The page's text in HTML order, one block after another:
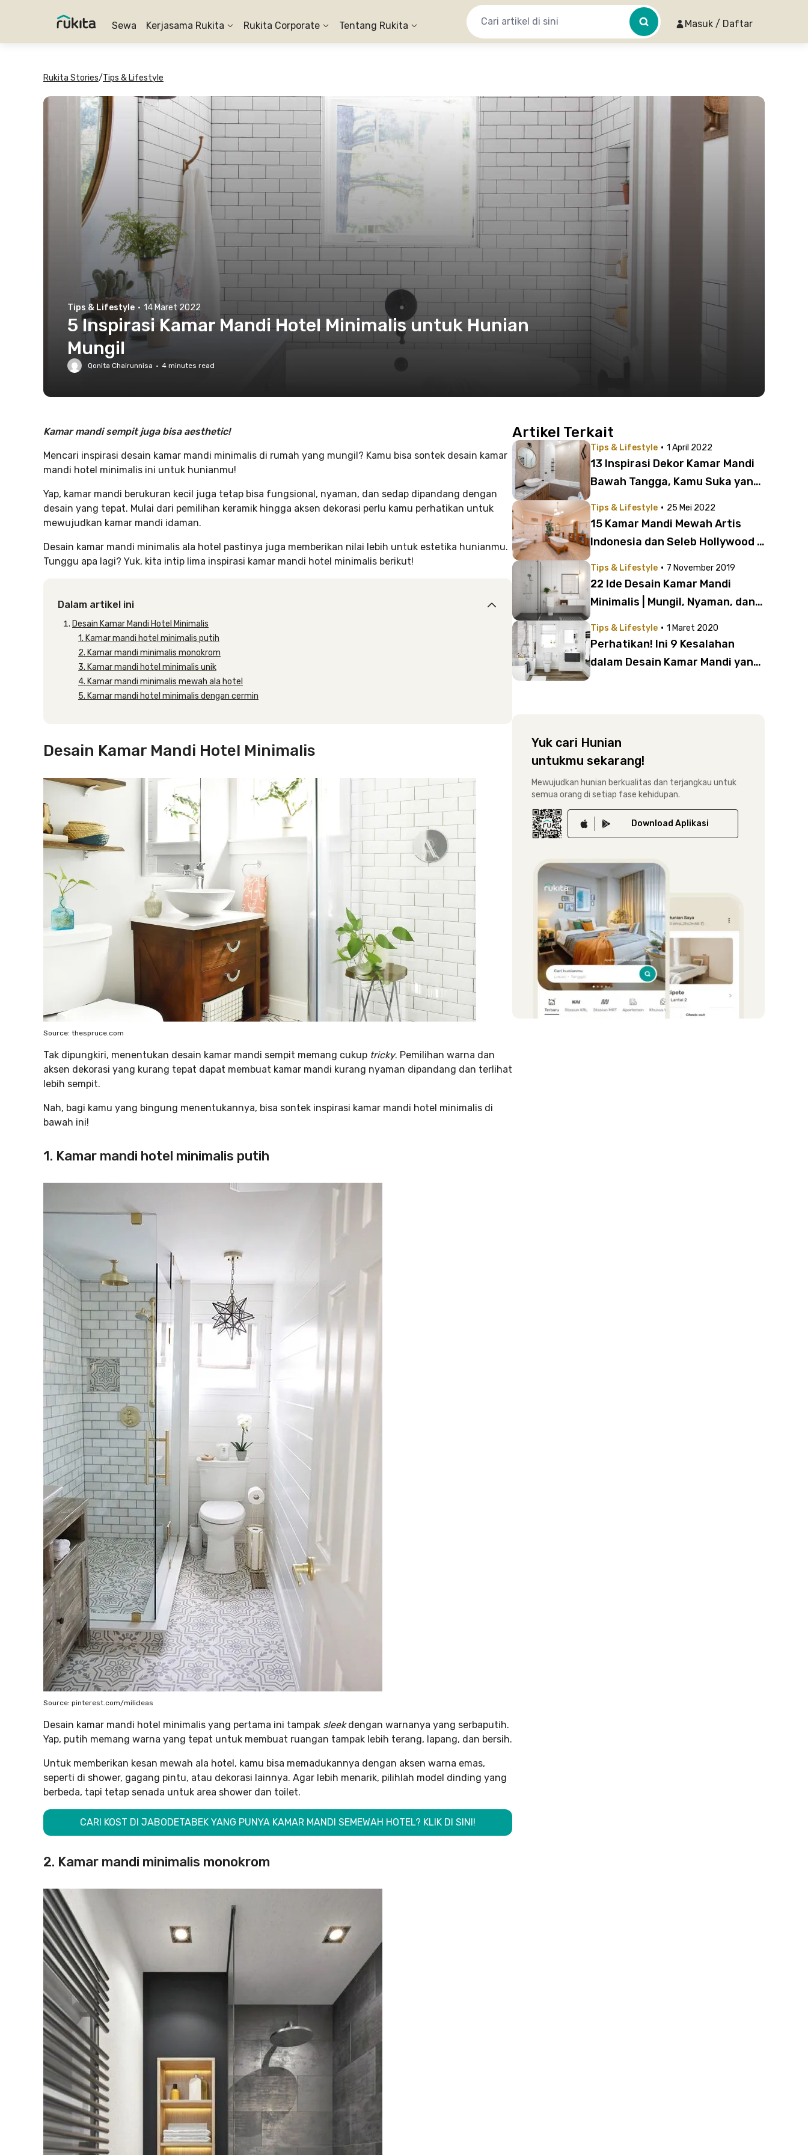
Sewa Kerjasama Rukita Rukita Corporate Tentang Rukita Masuk / Daftar
Rukita Stories/Tips & Lifestyle
Tips & Lifestyle · 14 Maret 2022
5 Inspirasi Kamar Mandi Hotel Minimalis untuk Hunian
Mungil
Qonita Chairunnisa · 4 minutes read
Kamar mandi sempit juga bisa aesthetic!
Mencari inspirasi desain kamar mandi minimalis di rumah yang mungil? Kamu bisa sontek desain kamar
mandi hotel minimalis ini untuk hunianmu!
Yap, kamar mandi berukuran kecil juga tetap bisa fungsional, nyaman, dan sedap dipandang dengan
desain yang tepat. Mulai dari pemilihan keramik hingga aksen dekorasi perlu kamu perhatikan untuk
mewujudkan kamar mandi idaman.
Desain kamar mandi minimalis ala hotel pastinya juga memberikan nilai lebih untuk estetika hunianmu.
Tunggu apa lagi? Yuk, kita intip lima inspirasi kamar mandi hotel minimalis berikut!
Dalam artikel ini
Desain Kamar Mandi Hotel Minimalis
1. Kamar mandi hotel minimalis putih
2. Kamar mandi minimalis monokrom
3. Kamar mandi hotel minimalis unik
4. Kamar mandi minimalis mewah ala hotel
5. Kamar mandi hotel minimalis dengan cermin
Desain Kamar Mandi Hotel Minimalis
Source: thespruce.com
Tak dipungkiri, menentukan desain kamar mandi sempit memang cukup tricky. Pemilihan warna dan
aksen dekorasi yang kurang tepat dapat membuat kamar mandi kurang nyaman dipandang dan terlihat
lebih sempit.
Nah, bagi kamu yang bingung menentukannya, bisa sontek inspirasi kamar mandi hotel minimalis di
bawah ini!
1. Kamar mandi hotel minimalis putih
Source: pinterest.com/milideas
Desain kamar mandi hotel minimalis yang pertama ini tampak sleekdengan warnanya yang serbaputih.
Yap, putih memang warna yang tepat untuk membuat ruangan tampak lebih terang, lapang, dan bersih.
Untuk memberikan kesan mewah ala hotel, kamu bisa memadukannya dengan aksen warna emas,
seperti di shower, gagang pintu, atau dekorasi lainnya. Agar lebih menarik, pilihlah model dinding yang
berbeda, tapi tetap senada untuk area shower dan toilet.
CARI KOST DI JABODETABEK YANG PUNYA KAMAR MANDI SEMEWAH HOTEL? KLIK DI SINI!
2. Kamar mandi minimalis monokrom
Artikel Terkait
Tips & Lifestyle · 1 April 2022
13 Inspirasi Dekor Kamar Mandi
Bawah Tangga, Kamu Suka yang
Tips & Lifestyle · 25 Mei 2022
15 Kamar Mandi Mewah Artis
Indonesia dan Seleb Hollywood |
Tips & Lifestyle · 7 November 2019
22 Ide Desain Kamar Mandi
Minimalis | Mungil, Nyaman, dan
Tips & Lifestyle · 1 Maret 2020
Perhatikan! Ini 9 Kesalahan
dalam Desain Kamar Mandi yang
Yuk cari Hunian
untukmu sekarang!
Mewujudkan hunian berkualitas dan terjangkau untuk
semua orang di setiap fase kehidupan.
Download Aplikasi